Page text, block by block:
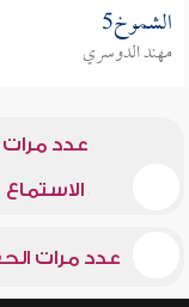
الشموخ5
مهند الدوسري
عدد مرات
الاستماع
عدد مرات